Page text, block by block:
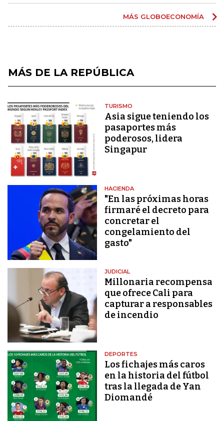
MÁS GLOBOECONOMÍA
MÁS DE LA REPÚBLICA
TURISMO
Asia sigue teniendo los
pasaportes más
poderosos, lidera
Singapur
HACIENDA
"En las próximas horas
firmaré el decreto para
concretar el
congelamiento del
gasto"
JUDICIAL
Millonaria recompensa
que ofrece Cali para
capturar a responsables
de incendio
DEPORTES
Los fichajes más caros
en la historia del fútbol
tras la llegada de Yan
Diomandé